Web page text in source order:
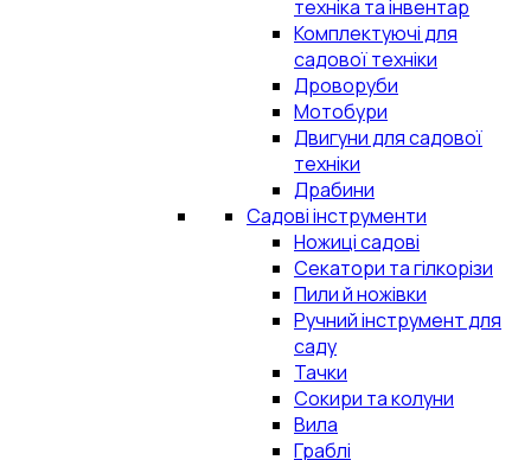
техніка та інвентар
Комплектуючі для
садової техніки
Дроворуби
Мотобури
Двигуни для садової
техніки
Драбини
Садові інструменти
Ножиці садові
Секатори та гілкорізи
Пили й ножівки
Ручний інструмент для
саду
Тачки
Сокири та колуни
Вила
Граблі